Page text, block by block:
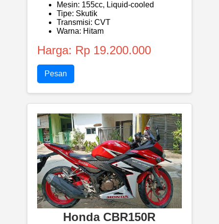
Mesin: 155cc, Liquid-cooled
Tipe: Skutik
Transmisi: CVT
Warna: Hitam
Harga: Rp 19.200.000
Pesan
Honda CBR150R